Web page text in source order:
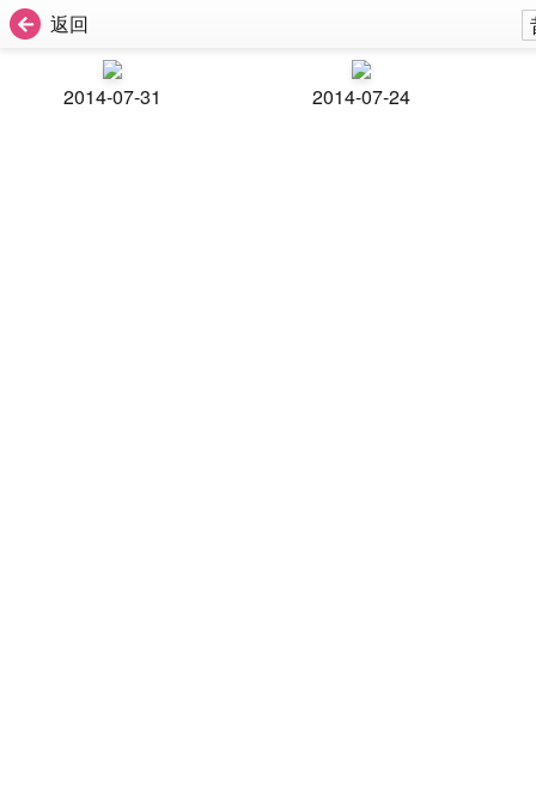
返回
2014-07-31 2014-07-24